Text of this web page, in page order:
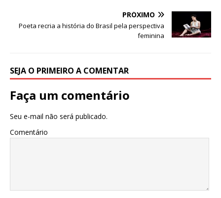
k PRÓXIMO
Poeta recria a história do Brasil pela perspectiva
feminina
SEJA O PRIMEIRO A COMENTAR
Faça um comentário
Seu e-mail não será publicado.
Comentário